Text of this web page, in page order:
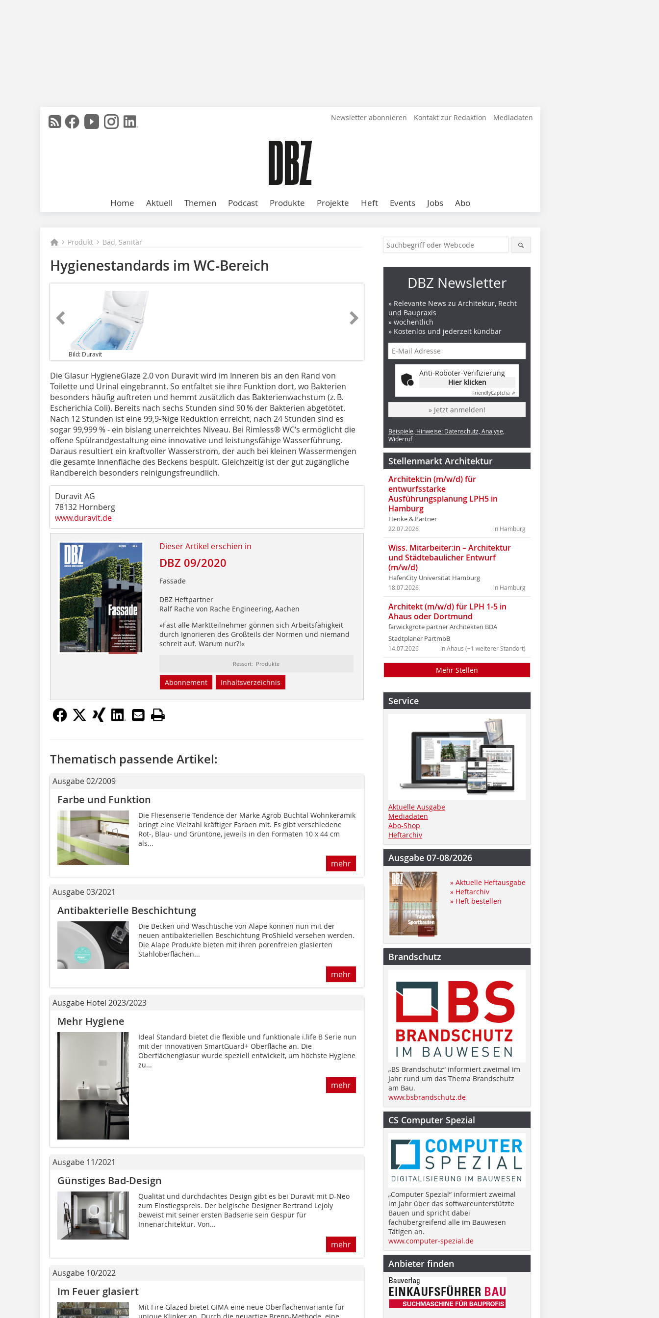
Newsletter abonnieren Kontakt zur Redaktion Mediadaten
Home Aktuell Themen Podcast Produkte Projekte Heft Events Jobs Abo
Produkt Bad, Sanitär
Hygienestandards im WC-Bereich
Bild: Duravit
Die Glasur HygieneGlaze 2.0 von Duravit wird im Inneren bis an den Rand von
Toilette und Urinal eingebrannt. So entfaltet sie ihre Funktion dort, wo Bakterien
besonders häufig auftreten und hemmt zusätzlich das Bakterienwachstum (z. B.
Escherichia Coli). Bereits nach sechs Stunden sind 90 % der Bakterien abgetötet.
Nach 12 Stunden ist eine 99,9-%ige Reduktion erreicht, nach 24 Stunden sind es
sogar 99,999 % - ein bislang unerreichtes Niveau. Bei Rimless® WC‘s ermöglicht die
offene Spülrandgestaltung eine innovative und leistungsfähige Wasserführung.
Daraus resultiert ein kraftvoller Wasserstrom, der auch bei kleinen Wassermengen
die gesamte Innenfläche des Beckens bespült. Gleichzeitig ist der gut zugängliche
Randbereich besonders reinigungsfreundlich.
Duravit AG
78132 Hornberg
www.duravit.de
Dieser Artikel erschien in
DBZ 09/2020
Fassade
DBZ Heftpartner
Ralf Rache von Rache Engineering, Aachen
»Fast alle Marktteilnehmer gönnen sich Arbeitsfähigkeit
durch Ignorieren des Großteils der Normen und niemand
schreit auf. Warum nur?!«
Ressort: Produkte
Abonnement Inhaltsverzeichnis
Thematisch passende Artikel:
Ausgabe 02/2009
Farbe und Funktion
Die Fliesenserie Tendence der Marke Agrob Buchtal Wohnkeramik
bringt eine Vielzahl kräftiger Farben mit. Es gibt verschiedene
Rot-, Blau- und Grüntöne, jeweils in den Formaten 10 x 44 cm
als...
mehr
Ausgabe 03/2021
Antibakterielle Beschichtung
Die Becken und Waschtische von Alape können nun mit der
neuen antibakteriellen Beschichtung ProShield versehen werden.
Die Alape Produkte bieten mit ihren porenfreien glasierten
Stahloberflächen...
mehr
Ausgabe Hotel 2023/2023
Mehr Hygiene
Ideal Standard bietet die flexible und funktionale i.life B Serie nun
mit der innovativen SmartGuard+ Oberfläche an. Die
Oberflächenglasur wurde speziell entwickelt, um höchste Hygiene
zu...
mehr
Ausgabe 11/2021
Günstiges Bad-Design
Qualität und durchdachtes Design gibt es bei Duravit mit D-Neo
zum Einstiegspreis. Der belgische Designer Bertrand Lejoly
beweist mit seiner ersten Badserie sein Gespür für
Innenarchitektur. Von...
mehr
Ausgabe 10/2022
Im Feuer glasiert
Mit Fire Glazed bietet GIMA eine neue Oberflächenvariante für
DBZ Newsletter
» Relevante News zu Architektur, Recht
und Baupraxis
» wöchentlich
» Kostenlos und jederzeit kündbar
Anti-Roboter-Verifizierung
Hier klicken
FriendlyCaptcha ⇗
» Jetzt anmelden!
Beispiele, Hinweise: Datenschutz, Analyse,
Widerruf
Stellenmarkt Architektur
Architekt:in (m/w/d) für
entwurfsstarke
Ausführungsplanung LPH5 in
Hamburg
Henke & Partner
in Hamburg
22.07.2026
Wiss. Mitarbeiter:in – Architektur
und Städtebaulicher Entwurf
(m/w/d)
HafenCity Universität Hamburg
in Hamburg
18.07.2026
Architekt (m/w/d) für LPH 1-5 in
Ahaus oder Dortmund
farwickgrote partner Architekten BDA
Stadtplaner PartmbB
in Ahaus (+1 weiterer Standort)
14.07.2026
Mehr Stellen
Service
Aktuelle Ausgabe
Mediadaten
Abo-Shop
Heftarchiv
Ausgabe 07-08/2026
» Aktuelle Heftausgabe
» Heftarchiv
» Heft bestellen
Brandschutz
„BS Brandschutz“ informiert zweimal im
Jahr rund um das Thema Brandschutz
am Bau.
www.bsbrandschutz.de
CS Computer Spezial
„Computer Spezial“ informiert zweimal
im Jahr über das softwareunterstützte
Bauen und spricht dabei
fachübergreifend alle im Bauwesen
Tätigen an.
www.computer-spezial.de
Anbieter finden